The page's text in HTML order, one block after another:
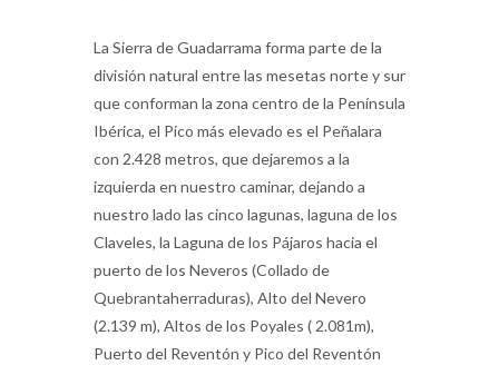
La Sierra de Guadarrama forma parte de la
división natural entre las mesetas norte y sur
que conforman la zona centro de la Península
Ibérica, el Pico más elevado es el Peñalara
con 2.428 metros, que dejaremos a la
izquierda en nuestro caminar, dejando a
nuestro lado las cinco lagunas, laguna de los
Claveles, la Laguna de los Pájaros hacia el
puerto de los Neveros (Collado de
Quebrantaherraduras), Alto del Nevero
(2.139 m), Altos de los Poyales ( 2.081m),
Puerto del Reventón y Pico del Reventón